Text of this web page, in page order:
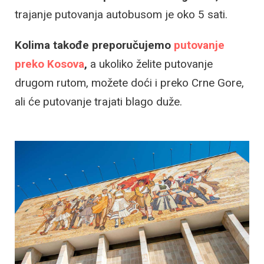
trajanje putovanja autobusom je oko 5 sati.
Kolima takođe preporučujemo putovanje
preko Kosova, a ukoliko želite putovanje
drugom rutom, možete doći i preko Crne Gore,
ali će putovanje trajati blago duže.